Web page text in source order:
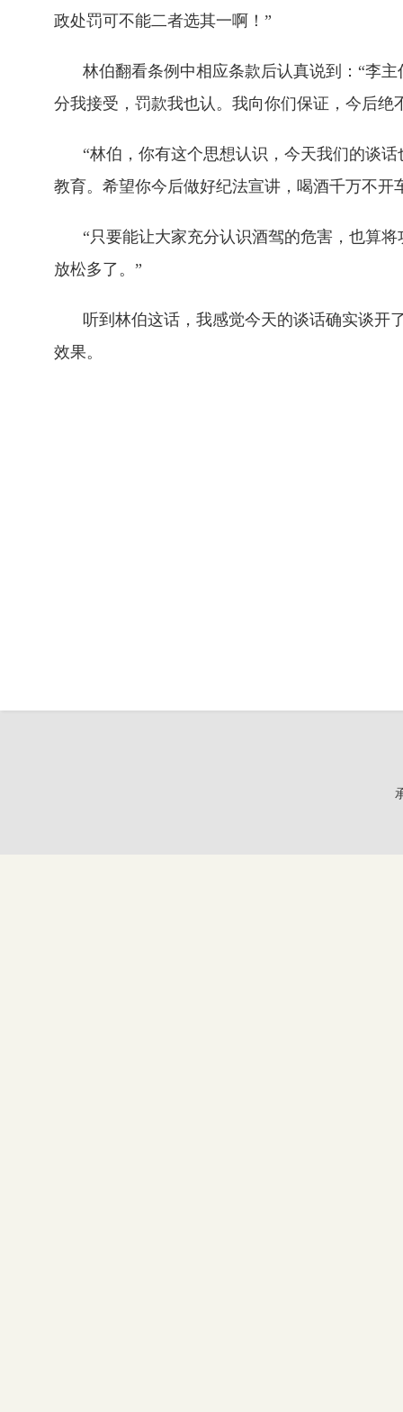
政处罚可不能二者选其一啊！”
林伯翻看条例中相应条款后认真说到：“李
分我接受，罚款我也认。我向你们保证，今后绝
“林伯，你有这个思想认识，今天我们的谈
教育。希望你今后做好纪法宣讲，喝酒千万不
“只要能让大家充分认识酒驾的危害，也算
放松多了。”
听到林伯这话，我感觉今天的谈话确实谈开
效果。